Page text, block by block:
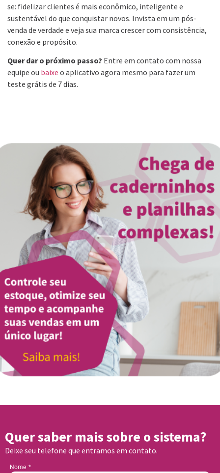
se: fidelizar clientes é mais econômico, inteligente e
sustentável do que conquistar novos. Invista em um pós-
venda de verdade e veja sua marca crescer com consistência,
conexão e propósito.
Quer dar o próximo passo? Entre em contato com nossa
equipe ou baixe o aplicativo agora mesmo para fazer um
teste grátis de 7 dias.
Quer saber mais sobre o sistema?
Deixe seu telefone que entramos em contato.
Nome